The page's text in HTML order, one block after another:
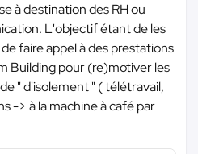
à destination des RH ou
L'objectif étant de les
faire appel à des prestations
Building pour (re)motiver les
" d'isolement " ( télétravail,
-> à la machine à café par